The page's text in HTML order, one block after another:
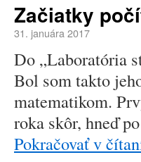
Začiatky
31. januára 2017
Do „Laboratória
Bol som takto
matematikom.
roka skôr, hneď
Pokračovať v